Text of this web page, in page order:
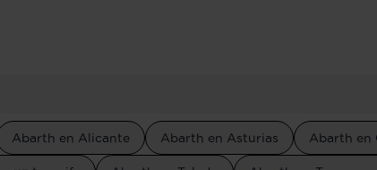
Abarth en Alicante Abarth en Asturias Abarth en